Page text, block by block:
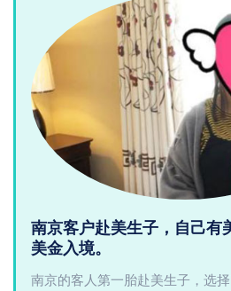
南京客户赴美生子，自己有
美金入境。
南京的客人第一胎赴美生子，选